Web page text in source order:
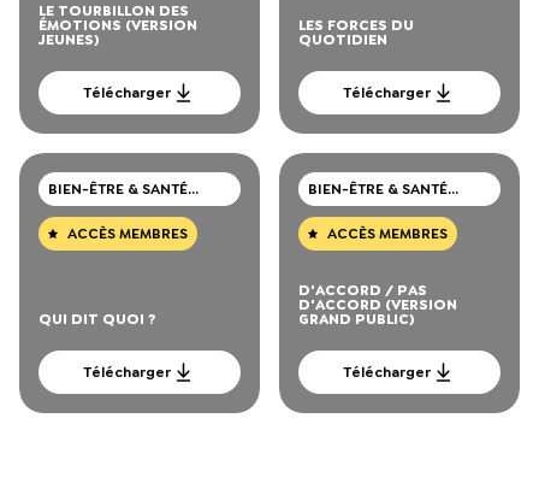
LE TOURBILLON DES
ÉMOTIONS (VERSION
JEUNES)
Télécharger
LES FORCES DU
QUOTIDIEN
Télécharger
BIEN-ÊTRE & SANTÉ
MENTALE
ACCÈS MEMBRES
QUI DIT QUOI ?
Télécharger
BIEN-ÊTRE & SANTÉ
MENTALE
ACCÈS MEMBRES
D'ACCORD / PAS
D'ACCORD (VERSION
GRAND PUBLIC)
Télécharger